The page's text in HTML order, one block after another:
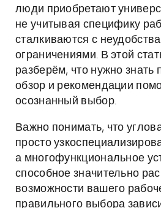
люди приобретают
не учитывая специфику
сталкиваются с
ограничениями. В этой
разберём, что нужно знать
обзор и рекомендации
осознанный выбор.
Важно понимать, что
просто
а многофункциональное
способное значительно
возможности вашего
правильного выбора